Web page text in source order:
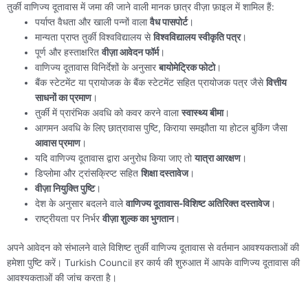
तुर्की वाणिज्य दूतावास में जमा की जाने वाली मानक छात्र वीज़ा फ़ाइल में शामिल हैं:
पर्याप्त वैधता और खाली पन्नों वालावैध पासपोर्ट।
मान्यता प्राप्त तुर्की विश्वविद्यालय सेविश्वविद्यालय स्वीकृति पत्र।
पूर्ण और हस्ताक्षरितवीज़ा आवेदन फॉर्म।
वाणिज्य दूतावास विनिर्देशों के अनुसारबायोमेट्रिक फोटो।
बैंक स्टेटमेंट या प्रायोजक के बैंक स्टेटमेंट सहित प्रायोजक पत्र जैसेवित्तीय
साधनों का प्रमाण।
तुर्की में प्रारंभिक अवधि को कवर करने वालास्वास्थ्य बीमा।
आगमन अवधि के लिए छात्रावास पुष्टि, किराया समझौता या होटल बुकिंग जैसा
आवास प्रमाण।
यदि वाणिज्य दूतावास द्वारा अनुरोध किया जाए तोयात्रा आरक्षण।
डिप्लोमा और ट्रांसक्रिप्ट सहितशिक्षा दस्तावेज।
वीज़ा नियुक्ति पुष्टि।
देश के अनुसार बदलने वालेवाणिज्य दूतावास-विशिष्ट अतिरिक्त दस्तावेज।
राष्ट्रीयता पर निर्भरवीज़ा शुल्क का भुगतान।
अपने आवेदन को संभालने वाले विशिष्ट तुर्की वाणिज्य दूतावास से वर्तमान आवश्यकताओं की
हमेशा पुष्टि करें। Turkish Council हर कार्य की शुरुआत में आपके वाणिज्य दूतावास की
आवश्यकताओं की जांच करता है।